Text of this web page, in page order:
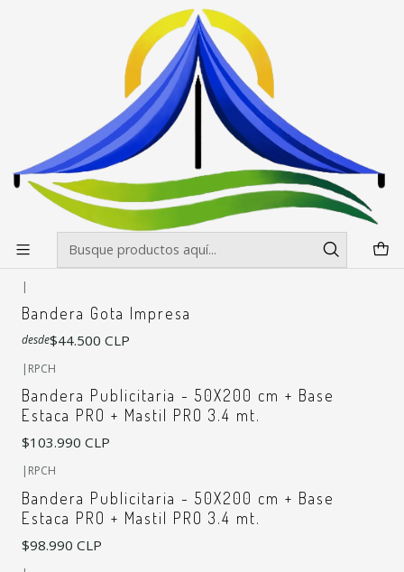
Envíos gratis desde $500.000 en Santiago
Banderas Publicitarias
Banderas Publicitarias
RPCH
Mastil Recto Impreso Medidas
desde $54.700 CLP
|
Bandera Gota Impresa
desde$44.500 CLP
| RPCH
Bandera Publicitaria - 50X200 cm + Base
Estaca PRO + Mastil PRO 3.4 mt.
$103.990 CLP
| RPCH
Bandera Publicitaria - 50X200 cm + Base
Estaca PRO + Mastil PRO 3.4 mt.
$98.990 CLP